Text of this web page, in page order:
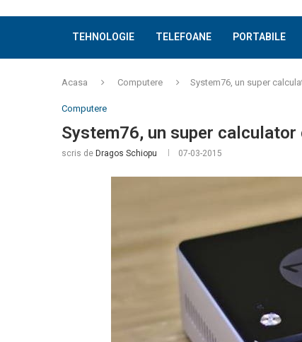
TEHNOLOGIE TELEFOANE PORTABILE
Acasa Computere System76, un super
Computere
System76, un super calculator
scris de Dragos Schiopu 07-03-2015